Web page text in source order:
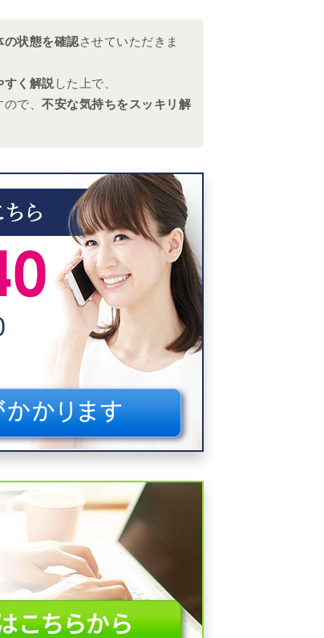
の状態を確認させていただきま
すく解説した上で、
ので、不安な気持ちをスッキリ解